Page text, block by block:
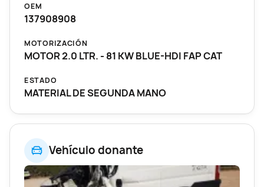
Vehículo donante
OEM
137908908
MOTORIZACIÓN
MOTOR 2.0 LTR. - 81 KW BLUE-HDI FAP CAT
ESTADO
MATERIAL DE SEGUNDA MANO